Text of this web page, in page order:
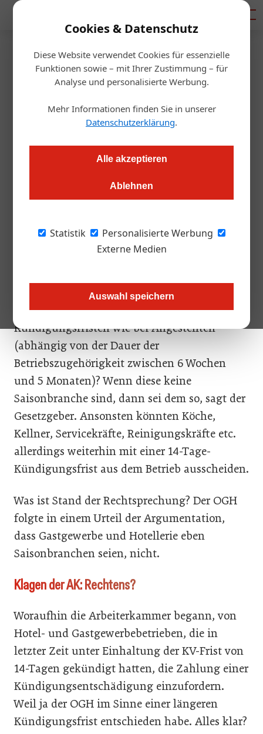
Cookies & Datenschutz
Diese Website verwendet Cookies für essenzielle
Funktionen sowie – mit Ihrer Zustimmung – für
Analyse und personalisierte Werbung.
Mehr Informationen finden Sie in unserer
Datenschutzerklärung.
Alle akzeptieren
Ablehnen
Statistik
Personalisierte Werbung
Externe Medien
Auswahl speichern
Startseite/Gastro & Hotel
Kündigungsfristen: Vorsicht vor
Klagen
Der OGH hat ein Urteil zu den Kündigungsfristen im Hotel-
und Gastgewerbe verkündet. Doch Wirtschaftskammer und
Was tun? Um Prozessrisiken zu beseitigen, hilft es, bis zu einer
endgültigen Klärung, eine Vereinbarung mit den
Mitarbeitenden zu treffen.
Gelten fürs Gastgewerbe und Hotellerie seit
Oktober 2021 auch die längeren
Kündigungsfristen wie bei Angestellten
(abhängig von der Dauer der
Betriebszugehörigkeit zwischen 6 Wochen
und 5 Monaten)? Wenn diese keine
Saisonbranche sind, dann sei dem so, sagt der
Gesetzgeber. Ansonsten könnten Köche,
Kellner, Servicekräfte, Reinigungskräfte etc.
allerdings weiterhin mit einer 14-Tage-
Kündigungsfrist aus dem Betrieb ausscheiden.
Was ist Stand der Rechtsprechung? Der OGH
folgte in einem Urteil der Argumentation,
dass Gastgewerbe und Hotellerie eben
Saisonbranchen seien, nicht.
Klagen der AK: Rechtens?
Woraufhin die Arbeiterkammer begann, von
Hotel- und Gastgewerbebetrieben, die in
letzter Zeit unter Einhaltung der KV-Frist von
14-Tagen gekündigt hatten, die Zahlung einer
Kündigungsentschädigung einzufordern.
Weil ja der OGH im Sinne einer längeren
Kündigungsfrist entschieden habe. Alles klar?